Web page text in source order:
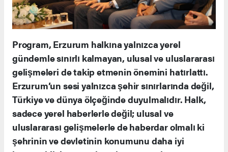
Program, Erzurum halkına yalnızca yerel
gündemle sınırlı kalmayan, ulusal ve uluslararası
gelişmeleri de takip etmenin önemini hatırlattı.
Erzurum’un sesi yalnızca şehir sınırlarında değil,
Türkiye ve dünya ölçeğinde duyulmalıdır. Halk,
sadece yerel haberlerle değil; ulusal ve
uluslararası gelişmelerle de haberdar olmalı ki
şehrinin ve devletinin konumunu daha iyi